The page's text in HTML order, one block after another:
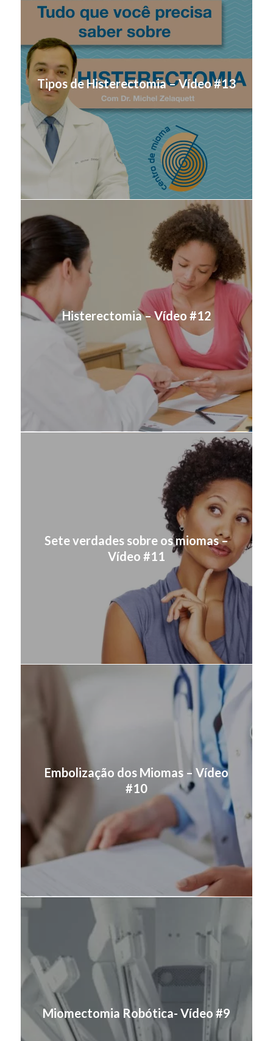
Tipos de Histerectomia – Vídeo #13
Histerectomia – Vídeo #12
Sete verdades sobre os miomas –
Vídeo #11
Embolização dos Miomas – Vídeo
#10
Miomectomia Robótica- Vídeo #9